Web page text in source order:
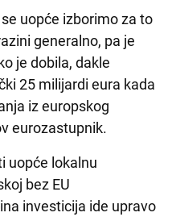
uopće izborimo za to
generalno, pa je
je dobila, dakle
25 milijardi eura kada
iz europskog
eurozastupnik.
uopće lokalnu
bez EU
investicija ide upravo